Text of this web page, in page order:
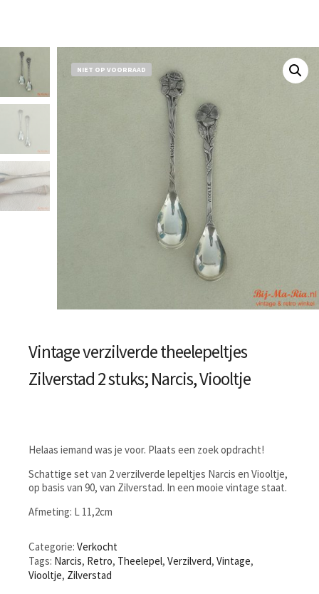
NIET OP VOORRAAD
Vintage verzilverde theelepeltjes
Zilverstad 2 stuks; Narcis, Viooltje
Helaas iemand was je voor. Plaats een zoek opdracht!
Schattige set van 2 verzilverde lepeltjes Narcis en Viooltje,
op basis van 90, van Zilverstad. In een mooie vintage staat.
Afmeting: L 11,2cm
Categorie: Verkocht
Tags: Narcis, Retro, Theelepel, Verzilverd, Vintage,
Viooltje, Zilverstad